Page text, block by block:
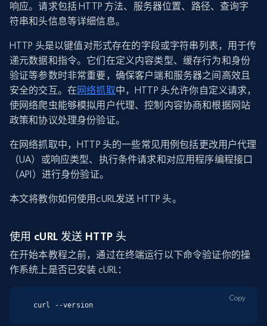
响应。请求包括 HTTP 方法、服务器位置、路径、查询字
符串和头信息等详细信息。
HTTP 头是以键值对形式存在的字段或字符串列表，用于传
递元数据和指令。它们在定义内容类型、缓存行为和身份
验证等参数时非常重要，确保客户端和服务器之间高效且
安全的交互。在 网络抓取中，HTTP 头允许你自定义请求，
使网络爬虫能够模拟用户代理、控制内容协商和根据网站
政策和协议处理身份验证。
在网络抓取中，HTTP 头的一些常见用例包括更改用户代理
（UA）或响应类型、执行条件请求和对应用程序编程接口
（API）进行身份验证。
本文将教你如何使用cURL发送 HTTP 头。
使用 cURL 发送 HTTP 头
在开始本教程之前，通过在终端运行以下命令验证你的操
作系统上是否已安装 cURL：
curl --version
Copy